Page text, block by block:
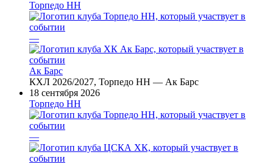
Торпедо НН
—
Ак Барс
КХЛ 2026/2027, Торпедо НН — Ак Барс
18 сентября 2026
Торпедо НН
—